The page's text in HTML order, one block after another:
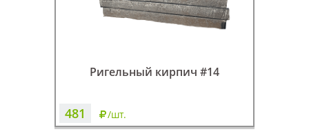
Ригельный кирпич #14
481 /шт.